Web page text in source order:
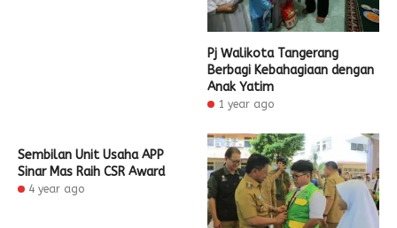
Pj Walikota Tangerang
Berbagi Kebahagiaan dengan
Anak Yatim
1 year ago
Sembilan Unit Usaha APP
Sinar Mas Raih CSR Award
4 year ago